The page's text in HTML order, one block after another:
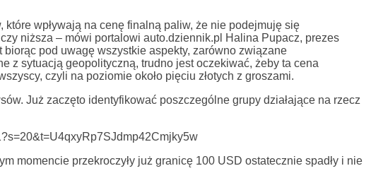
wpływają na cenę finalną paliw, że nie podejmuję się
niższa – mówi portalowi auto.dziennik.pl Halina Pupacz, prezes
pod uwagę wszystkie aspekty, zarówno związane
z sytuacją geopolityczną, trudno jest oczekiwać, żeby ta cena
czyli na poziomie około pięciu złotych z groszami.
Już zaczęto identyfikować poszczególne grupy działające na rzecz
momencie przekroczyły już granicę 100 USD ostatecznie spadły i nie